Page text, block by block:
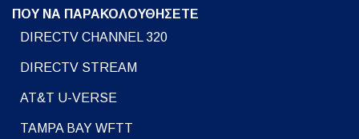
ΠΟΥ ΝΑ ΠΑΡΑΚΟΛΟΥΘΗΣΕΤΕ
DIRECTV CHANNEL 320
DIRECTV STREAM
AT&T U-VERSE
TAMPA BAY WFTT